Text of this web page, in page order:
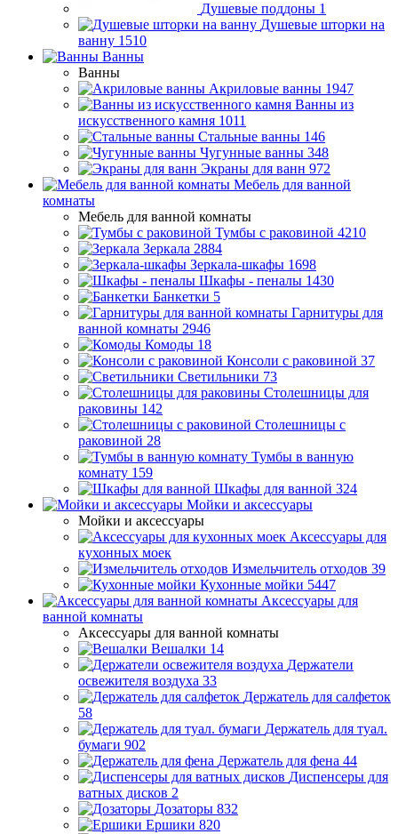
Душевые поддоны 1
Душевые шторки на
ванну 1510
Ванны
Ванны
Акриловые ванны 1947
Ванны из
искусственного камня 1011
Стальные ванны 146
Чугунные ванны 348
Экраны для ванн 972
Мебель для ванной
комнаты
Мебель для ванной комнаты
Тумбы с раковиной 4210
Зеркала 2884
Зеркала-шкафы 1698
Шкафы - пеналы 1430
Банкетки 5
Гарнитуры для
ванной комнаты 2946
Комоды 18
Консоли с раковиной 37
Светильники 73
Столешницы для
раковины 142
Столешницы с
раковиной 28
Тумбы в ванную
комнату 159
Шкафы для ванной 324
Мойки и аксессуары
Мойки и аксессуары
Аксессуары для
кухонных моек
Измельчитель отходов 39
Кухонные мойки 5447
Аксессуары для
ванной комнаты
Аксессуары для ванной комнаты
Вешалки 14
Держатели
освежителя воздуха 33
Держатель для салфеток
58
Держатель для туал.
бумаги 902
Держатель для фена 44
Диспенсеры для
ватных дисков 2
Дозаторы 832
Ершики 820